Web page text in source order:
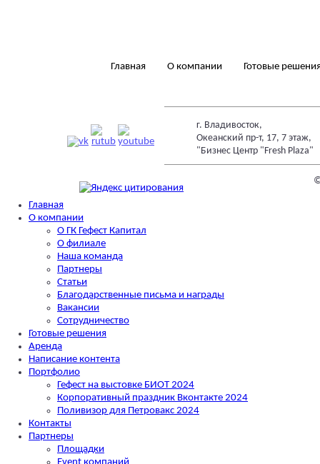
Главная О компании Готовые
г. Владивосток,
Океанский пр-т, 17, 7 этаж,
"Бизнес Центр "Fresh Plaza"
Главная
О компании
О ГК Гефест Капитал
О филиале
Наша команда
Партнеры
Статьи
Благодарственные письма и награды
Вакансии
Сотрудничество
Готовые решения
Аренда
Написание контента
Портфолио
Гефест на выстовке БИОТ 2024
Корпоративный праздник Вконтакте 2024
Поливизор для Петровакс 2024
Контакты
Партнеры
Площадки